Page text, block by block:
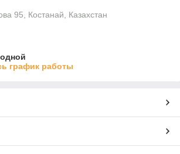
95, Костанай, Казахстан
график работы